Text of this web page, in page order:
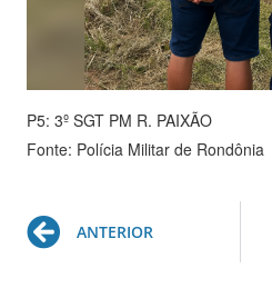
P5: 3º SGT PM R. PAIXÃO
Fonte: Polícia Militar de Rondônia
Prev
ANTERIOR